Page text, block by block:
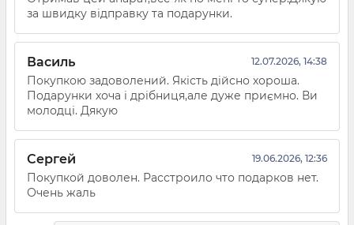
за швидку відправку та подарунки.
Василь 12.07.2026, 14:38
Покупкою задоволений. Якість дійсно хороша.
Подарунки хоча і дрібниця,але дуже приємно. Ви
молодці. Дякую
Сергей 19.06.2026, 12:36
Покупкой доволен. Расстроило что подарков нет.
Очень жаль